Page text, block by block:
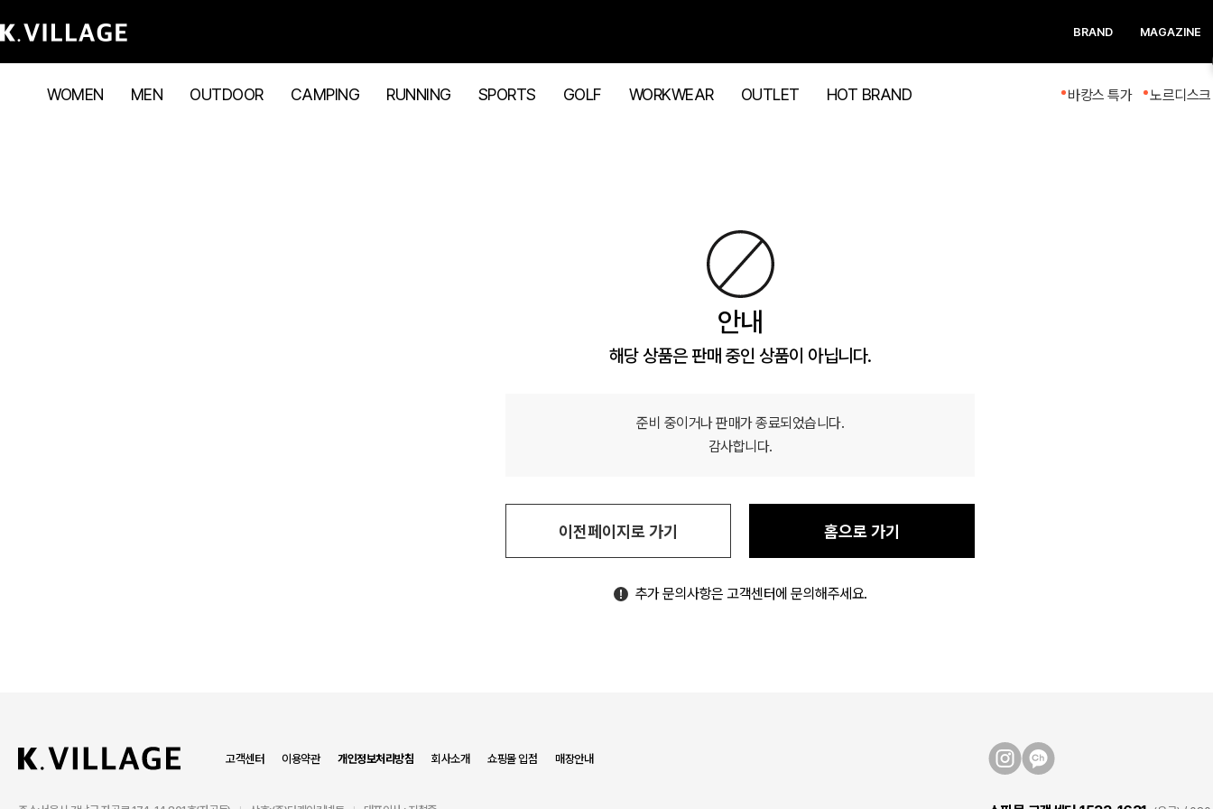
BRAND MAGAZINE
WOMEN MEN OUTDOOR CAMPING RUNNING SPORTS GOLF WORKWEAR OUTLET HOT BRAND 바캉스 특가 노르디스
안내
해당 상품은 판매 중인 상품이 아닙니다.
준비 중이거나 판매가 종료되었습니다.
감사합니다.
이전페이지로 가기 홈으로 가기
추가 문의사항은 고객센터에 문의해주세요.
고객센터 이용약관 개인정보처리방침 회사소개 쇼핑몰 입점 매장안내